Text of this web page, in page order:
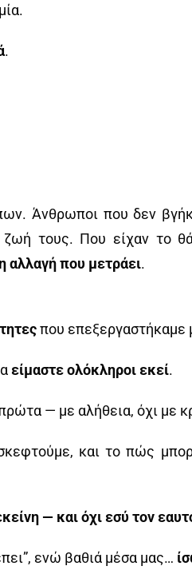
.
Άνθρωποι που δεν
τους. Που είχαν το
αλλαγή που μετράει.
που επεξεργαστήκαμε
είμαστε ολόκληροι εκεί.
— με αλήθεια, όχι με
και το πώς
— και όχι εσύ τον
ενώ βαθιά μέσα μας…